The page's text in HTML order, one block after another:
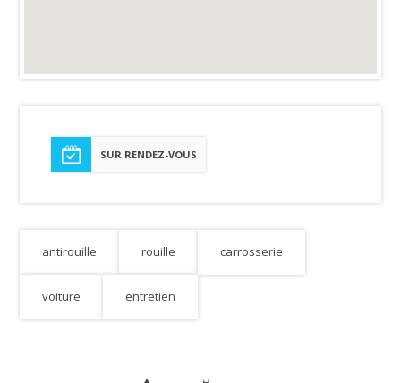
SUR RENDEZ-VOUS
antirouille rouille carrosserie
voiture entretien